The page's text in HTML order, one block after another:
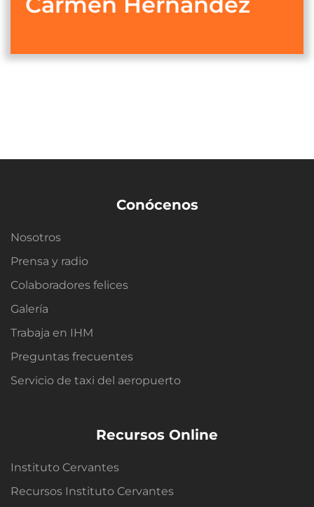
Conócenos
Nosotros
Prensa y radio
Colaboradores felices
Galería
Trabaja en IHM
Preguntas frecuentes
Servicio de taxi del aeropuerto
Recursos Online
Instituto Cervantes
Recursos Instituto Cervantes